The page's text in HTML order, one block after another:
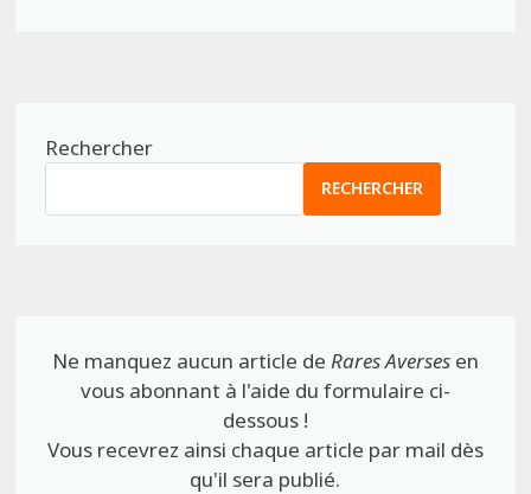
Rechercher
RECHERCHER
Ne manquez aucun article de Rares Aversesen
vous abonnant à l'aide du formulaire ci-
dessous !
Vous recevrez ainsi chaque article par mail dès
qu'il sera publié.